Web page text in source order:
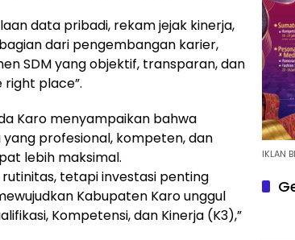
data pribadi, rekam jejak kinerja,
dari pengembangan karier,
SDM yang objektif, transparan, dan
place”.
Karo menyampaikan bahwa
profesional, kompeten, dan
lebih maksimal.
rutinitas, tetapi investasi penting
Kabupaten Karo unggul
Kompetensi, dan Kinerja (K3),”
IKLAN BI